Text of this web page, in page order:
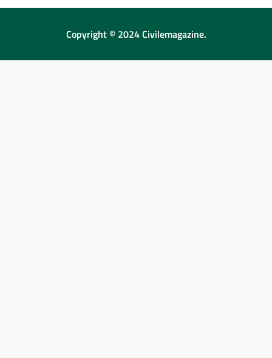
Copyright © 2024 Civilemagazine.